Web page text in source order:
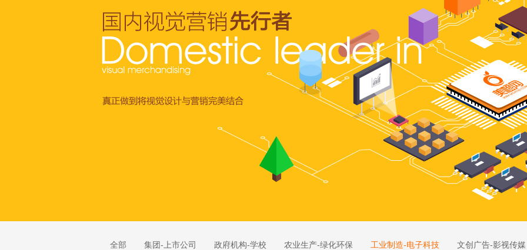
全部 集团-上市公司 政府机构-学校 农业生产-绿化环保 工业制造-电子科技
文创广告-影视传媒